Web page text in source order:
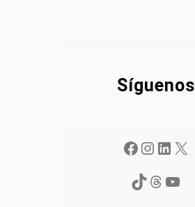
Síguenos
Facebook Instagram LinkedIn X
TikTok
Threads YouTube